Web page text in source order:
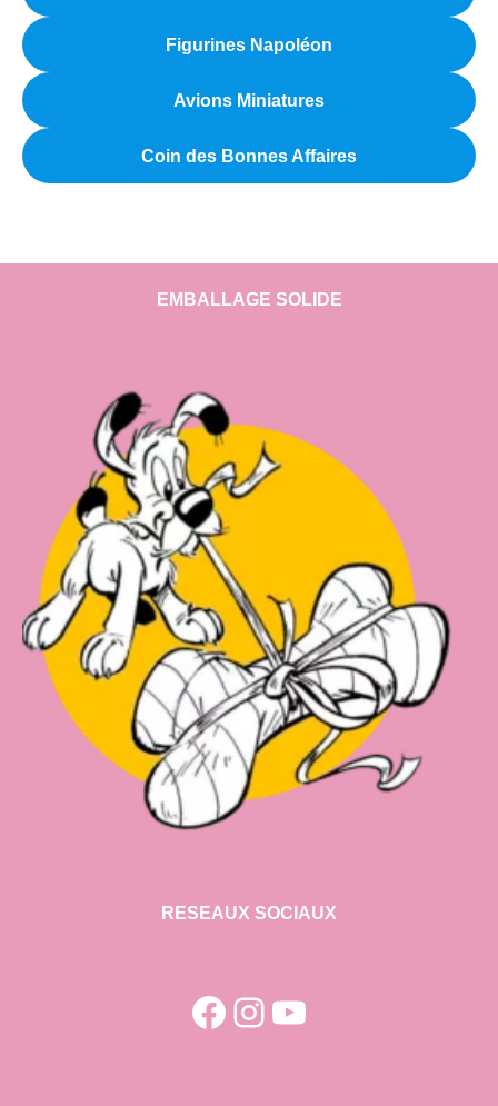
Figurines Napoléon
Avions Miniatures
Coin des Bonnes Affaires
EMBALLAGE SOLIDE
RESEAUX SOCIAUX
Facebook
Instagram
YouTube